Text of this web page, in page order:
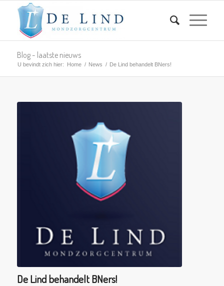
Blog - laatste nieuws
U bevindt zich hier: Home / News / De Lind behandelt BNers!
De Lind behandelt BNers!